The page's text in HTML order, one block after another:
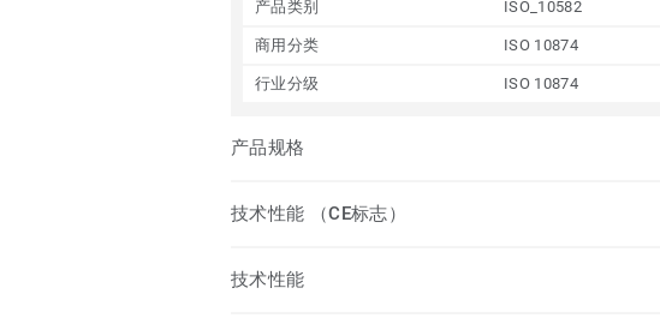
产品类别 ISO_10582
商用分类 ISO 10874
行业分级 ISO 10874
产品规格
技术性能 （CE标志）
技术性能